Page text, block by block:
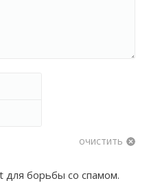
очистить
для борьбы со спамом.